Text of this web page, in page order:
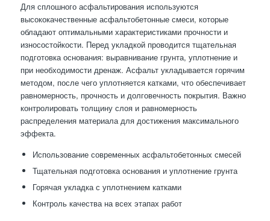
Для сплошного асфальтирования используются
высококачественные асфальтобетонные смеси, которые
обладают оптимальными характеристиками прочности и
износостойкости. Перед укладкой проводится тщательная
подготовка основания: выравнивание грунта, уплотнение и
при необходимости дренаж. Асфальт укладывается горячим
методом, после чего уплотняется катками, что обеспечивает
равномерность, прочность и долговечность покрытия. Важно
контролировать толщину слоя и равномерность
распределения материала для достижения максимального
эффекта.
Использование современных асфальтобетонных смесей
Тщательная подготовка основания и уплотнение грунта
Горячая укладка с уплотнением катками
Контроль качества на всех этапах работ